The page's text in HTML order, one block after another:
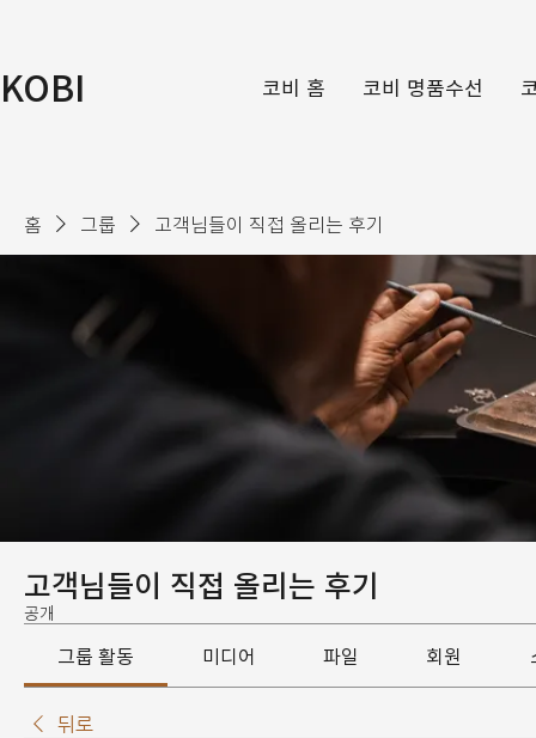
KOBI 코비 홈 코비 명품수선
홈 그룹 고객님들이 직접 올리는 후기
고객님들이 직접 올리는 후기
공개
그룹 활동 미디어 파일 회원
뒤로